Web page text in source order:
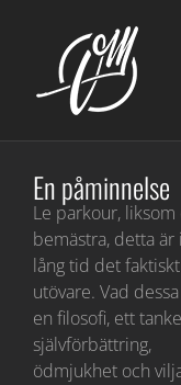
innehållet
En påminnelse
Le parkour,
bemästra, detta
lång tid det
utövare. Vad
en filosofi, ett
självförbättring,
ödmjukhet och